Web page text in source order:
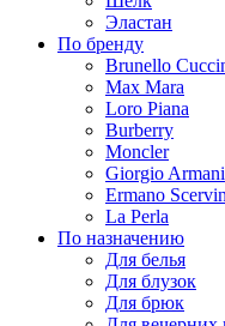
Эластан
По бренду
Brunello
Max Mara
Loro Piana
Burberry
Moncler
Giorgio Armani
Ermano
La Perla
По назначению
Для белья
Для блузок
Для брюк